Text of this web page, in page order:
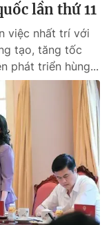
lần thứ 11
việc nhất trí với
tạo, tăng tốc
phát triển hùng...